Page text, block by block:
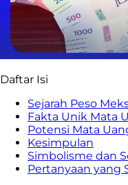
Daftar Isi
Sejarah Peso
Fakta Unik Mata
Potensi Mata
Kesimpulan
Simbolisme dan
Pertanyaan yang